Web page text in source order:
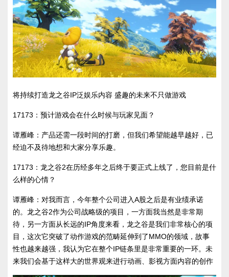
将持续打造龙之谷IP泛娱乐内容 盛趣的未来不只做游戏
17173：预计游戏会在什么时候与玩家见面？
谭雁峰：产品还需一段时间的打磨，但我们希望能越早越好，已
经迫不及待地想和大家分享乐趣。
17173：龙之谷2在历经多年之后终于要正式上线了，您目前是什
么样的心情？
谭雁峰：对我而言，今年整个公司进入A股之后是有业绩承诺
的。龙之谷2作为公司战略级的项目，一方面我当然是非常期
待，另一方面从长远的IP角度来看，龙之谷是我们非常核心的项
目，这次它突破了动作游戏的范畴延伸到了MMO的领域，故事
性也越来越强，我认为它在整个IP链条里是非常重要的一环。未
来我们会基于这样大的世界观来进行动画、影视方面内容的创作